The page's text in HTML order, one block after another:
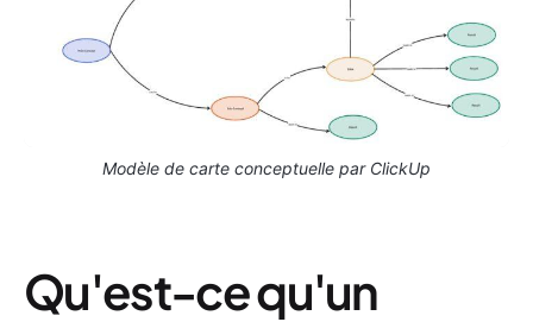
Modèle de carte conceptuelle par ClickUp
Qu'est-ce qu'un